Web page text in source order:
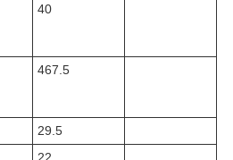
40
467.5
29.5
22